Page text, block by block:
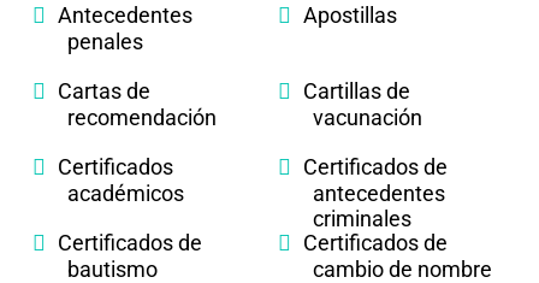
Antecedentes
penales
Apostillas
Cartas de
recomendación
Cartillas de
vacunación
Certificados
académicos
Certificados de
antecedentes
criminales
Certificados de
bautismo
Certificados de
cambio de nombre